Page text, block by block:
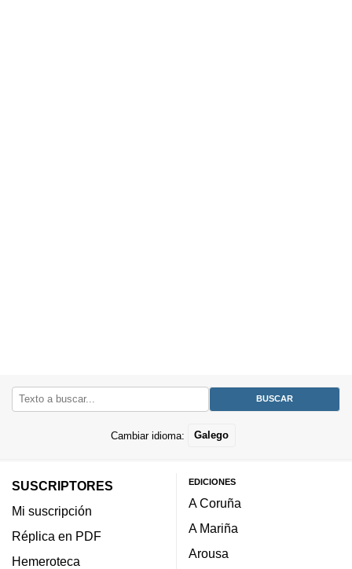
Cambiar idioma: Galego
SUSCRIPTORES
Mi suscripción
Réplica en PDF
Hemeroteca
EDICIONES
A Coruña
A Mariña
Arousa